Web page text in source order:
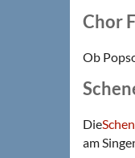
Chor
Ob
Die
am